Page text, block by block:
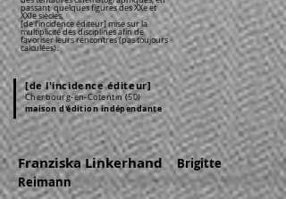
passant quelques figures des XXeet
XXIesiècles,
[de l'incidence éditeur] mise sur la
multiplicité des disciplines afin de
favoriser leurs rencontres (pas toujours
calculées).
[de l'incidence éditeur]
Cherbourg-en-Cotentin(50)
maison d'édition indépendante
Franziska LinkerhandBrigitte
Reimann